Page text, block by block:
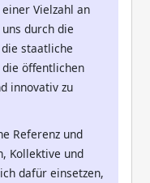
Vielzahl an
durch die
staatliche
öffentlichen
innovativ zu
Referenz und
Kollektive und
dafür einsetzen,